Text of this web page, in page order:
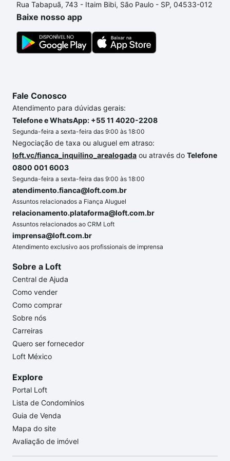
processo de compra, veja em nosso portal quanto
custa comprar um apartamento
gente para comprar o imóvel dos seus sonhos com
segurança e conforto. Loft, com você até as
Rua Tabapuã, 743 - Itaim Bibi, São Paulo - SP, 04533-012
Baixe nosso app
Fale Conosco
Atendimento para dúvidas gerais:
Telefone e WhatsApp: +55 11 4020-2208
Segunda-feira a sexta-feira das 9:00 às 18:00
Negociação de taxa ou aluguel em atraso:
loft.vc/fianca_inquilino_arealogada ou através do Telefone
0800 001 6003
Segunda-feira a sexta-feira das 9:00 às 18:00
atendimento.fianca@loft.com.br
Assuntos relacionados a Fiança Aluguel
relacionamento.plataforma@loft.com.br
Assuntos relacionados ao CRM Loft
imprensa@loft.com.br
Atendimento exclusivo aos profissionais de imprensa
Sobre a Loft
Central de Ajuda
Como vender
Como comprar
Sobre nós
Carreiras
Quero ser fornecedor
Loft México
Explore
Portal Loft
Lista de Condomínios
Guia de Venda
Mapa do site
Avaliação de imóvel